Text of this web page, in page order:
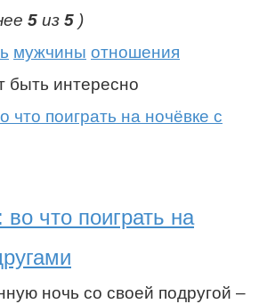
5 из 5 )
мужчины отношения
быть интересно
что поиграть на
ночь со своей подругой –